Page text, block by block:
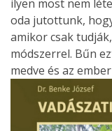
ilyen most nem
oda jutottunk,
amikor csak
módszerrel. Bűn
medve és az